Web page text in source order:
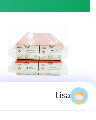
Epstein Barr Virus EBV
Real Time PCR
Lisa